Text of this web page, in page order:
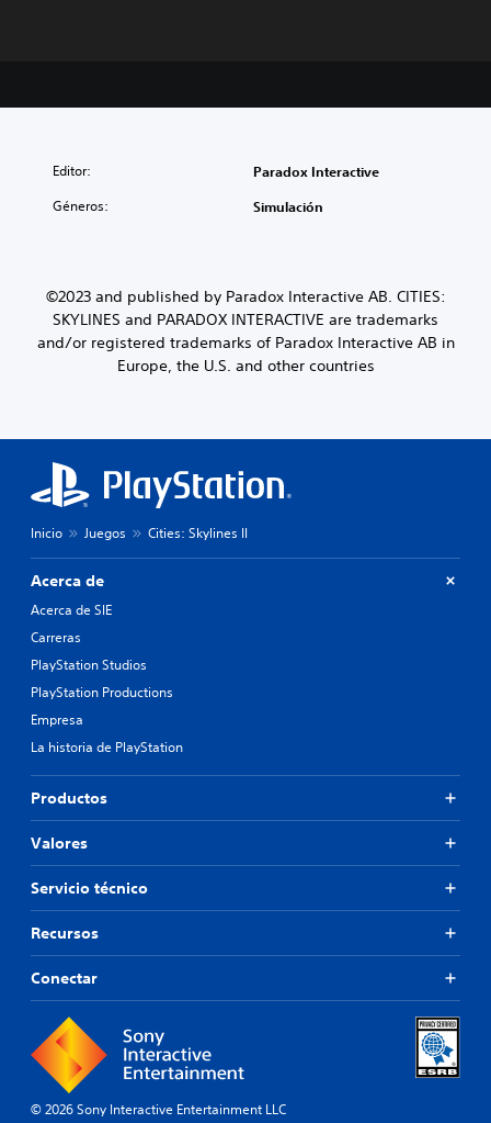
Editor: Paradox Interactive
Géneros: Simulación
©2023 and published by Paradox Interactive AB. CITIES:
SKYLINES and PARADOX INTERACTIVE are trademarks
and/or registered trademarks of Paradox Interactive AB in
Europe, the U.S. and other countries
Inicio Juegos Cities: Skylines II
Acerca de
Acerca de SIE
Carreras
PlayStation Studios
PlayStation Productions
Empresa
La historia de PlayStation
Productos
Valores
Servicio técnico
Recursos
Conectar
© 2026 Sony Interactive Entertainment LLC